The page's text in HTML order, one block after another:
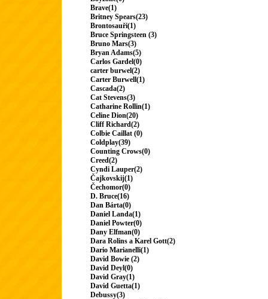
Brave(1)
Britney Spears(23)
Brontosauři(1)
Bruce Springsteen (3)
Bruno Mars(3)
Bryan Adams(5)
Carlos Gardel(0)
carter burwel(2)
Carter Burwell(1)
Cascada(2)
Cat Stevens(3)
Catharine Rollin(1)
Celine Dion(20)
Cliff Richard(2)
Colbie Caillat (0)
Coldplay(39)
Counting Crows(0)
Creed(2)
Cyndi Lauper(2)
Čajkovskij(1)
Čechomor(0)
D. Bruce(16)
Dan Bárta(0)
Daniel Landa(1)
Daniel Powter(0)
Dany Elfman(0)
Dara Rolins a Karel Gott(2)
Dario Marianelli(1)
David Bowie (2)
David Deyl(0)
David Gray(1)
David Guetta(1)
Debussy(3)